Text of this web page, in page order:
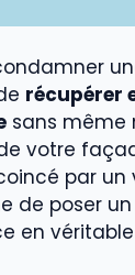
récupérer
sans même
votre
par
de poser
en